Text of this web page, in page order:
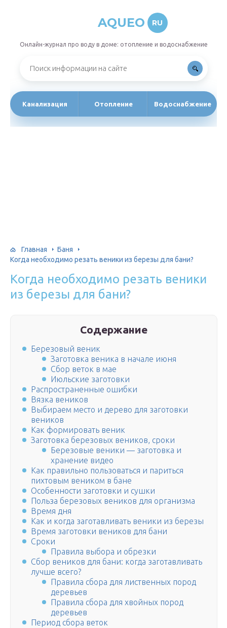
AQUEO RU
Онлайн-журнал про воду в доме: отопление и водоснабжение
Канализация Отопление Водоснабжение
Главная
Баня
Когда необходимо резать веники из березы для бани?
Когда необходимо резать веники
из березы для бани?
Содержание
Березовый веник
Заготовка веника в начале июня
Сбор веток в мае
Июльские заготовки
Распространенные ошибки
Вязка веников
Выбираем место и дерево для заготовки
веников
Как формировать веник
Заготовка березовых веников, сроки
Березовые веники — заготовка и
хранение видео
Как правильно пользоваться и париться
пихтовым веником в бане
Особенности заготовки и сушки
Польза березовых веников для организма
Время дня
Как и когда заготавливать веники из березы
Время заготовки веников для бани
Сроки
Правила выбора и обрезки
Сбор веников для бани: когда заготавливать
лучше всего?
Правила сбора для лиственных пород
деревьев
Правила сбора для хвойных пород
деревьев
Период сбора веток